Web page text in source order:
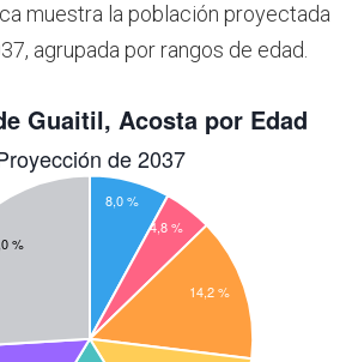
muestra la población proyectada
agrupada por rangos de edad.